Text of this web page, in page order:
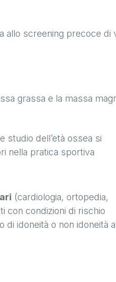
allo screening precoce di
grassa e la massa
studio dell’età ossea si
nella pratica sportiva
(cardiologia, ortopedia,
con condizioni di rischio
idoneità o non idoneità